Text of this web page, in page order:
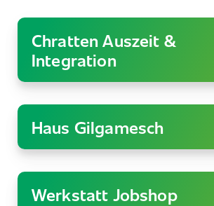
Chratten Auszeit &
Integration
Haus Gilgamesch
Werkstatt Jobshop